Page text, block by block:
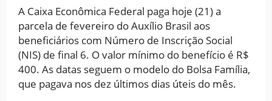
A Caixa Econômica Federal paga hoje (21) a
parcela de fevereiro do Auxílio Brasil aos
beneficiários com Número de Inscrição Social
(NIS) de final 6. O valor mínimo do benefício é R$
400. As datas seguem o modelo do Bolsa Família,
que pagava nos dez últimos dias úteis do mês.